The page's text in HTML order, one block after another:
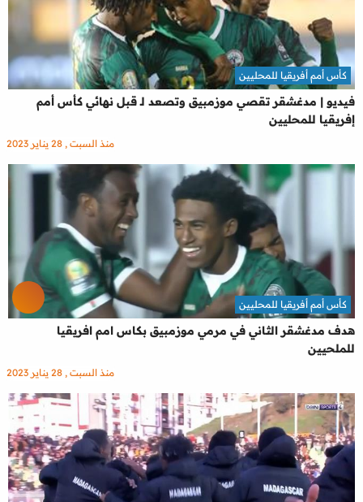
فيديو | مدغشقر تقصي موزمبيق وتصعد لـ قبل نهائي كأس أمم
إفريقيا للمحليين
كأس أمم أفريقيا للمحليين
منذ السبت , 28 يناير 2023
هدف مدغشقر الثاني في مرمي موزمبيق بكاس امم افريقيا
للملحيين
كأس أمم أفريقيا للمحليين
منذ السبت , 28 يناير 2023